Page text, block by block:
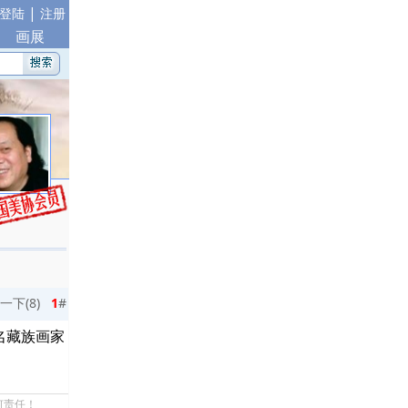
登陆 | 注册
画展
下(8) 1#
藏族画家
任！